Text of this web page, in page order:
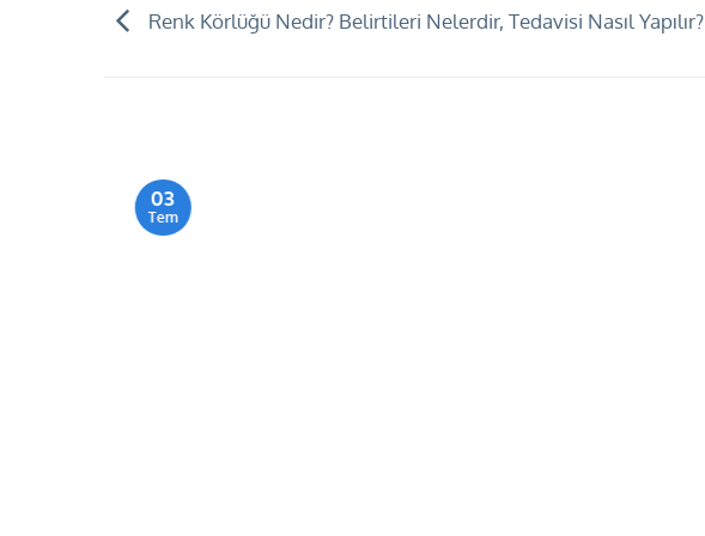
Renk Körlüğü Nedir? Belirtileri Nelerdir, Tedavisi Nasıl Yapılır?
03
Tem